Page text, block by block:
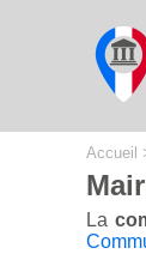
Accueil
La